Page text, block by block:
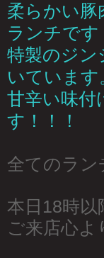
柔らかい
ランチです
特製のジン
いています
甘辛い味付
す！！！
全てのラ
本日18時
ご来店心